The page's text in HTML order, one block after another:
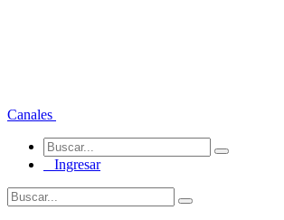
Canales
Ingresar